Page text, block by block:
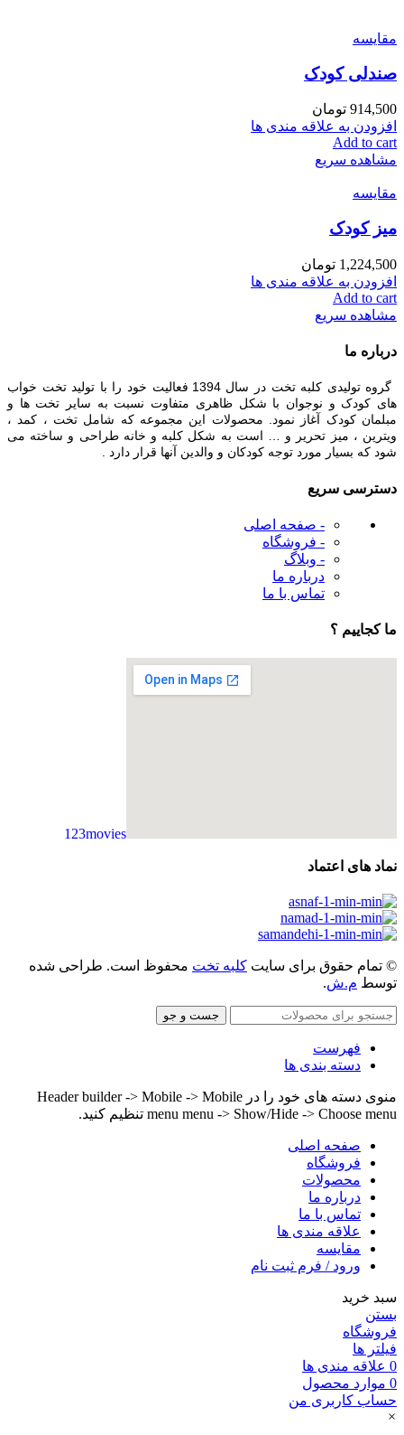
مقایسه
صندلی کودک
914,500 تومان
افزودن به علاقه مندی ها
Add to cart
مشاهده سریع
مقایسه
میز کودک
1,224,500 تومان
افزودن به علاقه مندی ها
Add to cart
مشاهده سریع
درباره ما
گروه تولیدی کلبه تخت در سال 1394 فعالیت خود را با تولید تخت خواب
های کودک و نوجوان با شکل ظاهری متفاوت نسبت به سایر تخت ها و
مبلمان کودک آغاز نمود. محصولات این مجموعه که شامل تخت ، کمد ،
ویترین ، میز تحریر و … است به شکل کلبه و خانه طراحی و ساخته می
شود که بسیار مورد توجه کودکان و والدین آنها قرار دارد .
دسترسی سریع
- صفحه اصلی
- فروشگاه
- وبلاگ
درباره ما
تماس با ما
ما کجاییم ؟
123movies
نماد های اعتماد
© تمام حقوق برای سایت کلبه تخت محفوظ است. طراحی شده
توسط م.ش.
جست و جو
فهرست
دسته بندی ها
منوی دسته های خود را در Header builder -> Mobile -> Mobile
menu menu -> Show/Hide -> Choose menu تنظیم کنید.
صفحه اصلی
فروشگاه
محصولات
درباره ما
تماس با ما
علاقه مندی ها
مقایسه
ورود / فرم ثبت نام
سبد خرید
بستن
فروشگاه
فیلتر ها
0 علاقه مندی ها
0 موارد محصول
حساب کاربری من
×